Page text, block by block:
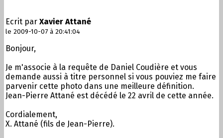
Ecrit par Xavier Attané
le 2009-10-07 à 20:41:04
Bonjour,
Je m'associe à la requête de Daniel Coudière et vous
demande aussi à titre personnel si vous pouviez me faire
parvenir cette photo dans une meilleure définition.
Jean-Pierre Attané est décédé le 22 avril de cette année.
Cordialement,
X. Attané (fils de Jean-Pierre).